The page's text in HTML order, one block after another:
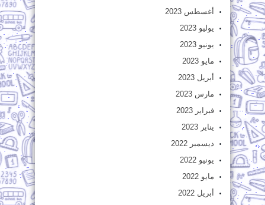
أغسطس 2023
يوليو 2023
يونيو 2023
مايو 2023
أبريل 2023
مارس 2023
فبراير 2023
يناير 2023
ديسمبر 2022
يونيو 2022
مايو 2022
أبريل 2022